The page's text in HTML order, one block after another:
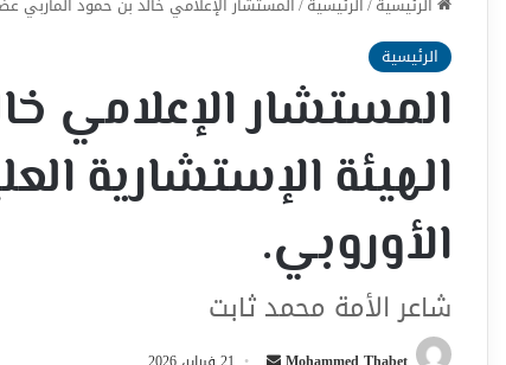
الرئيسية
المستشار الإعلامي
الهيئة الإستشارية
الأوروبي.
شاعر الأمة محمد ثابت
أرسل